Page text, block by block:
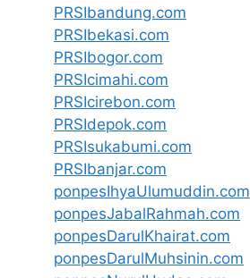
PRSIbandung.com
PRSIbekasi.com
PRSIbogor.com
PRSIcimahi.com
PRSIcirebon.com
PRSIdepok.com
PRSIsukabumi.com
PRSIbanjar.com
ponpesIhyaUlumuddin.com
ponpesJabalRahmah.com
ponpesDarulKhairat.com
ponpesDarulMuhsinin.com